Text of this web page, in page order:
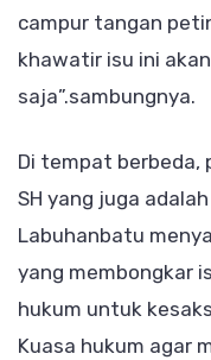
campur tangan
khawatir isu ini
saja”.sambungnya.
Di tempat berbeda,
SH yang juga
Labuhanbatu
yang membongkar
hukum untuk
Kuasa hukum agar